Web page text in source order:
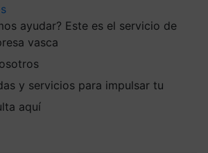
ayudar? Este es el servicio de
vasca
y servicios para impulsar tu
aquí